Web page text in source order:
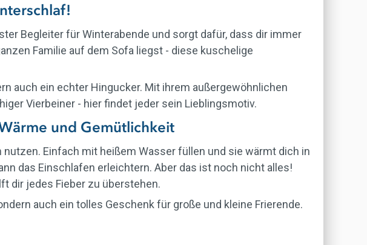
Begleiter für Winterabende und sorgt dafür, dass dir immer
Familie auf dem Sofa liegst - diese kuschelige
auch ein echter Hingucker. Mit ihrem außergewöhnlichen
Vierbeiner - hier findet jeder sein Lieblingsmotiv.
und Gemütlichkeit
Einfach mit heißem Wasser füllen und sie wärmt dich in
das Einschlafen erleichtern. Aber das ist noch nicht alles!
dir jedes Fieber zu überstehen.
auch ein tolles Geschenk für große und kleine Frierende.